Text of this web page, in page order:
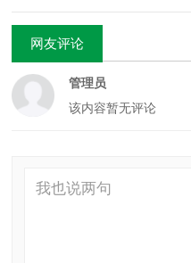
网友评论
管理员
该内容暂无评论